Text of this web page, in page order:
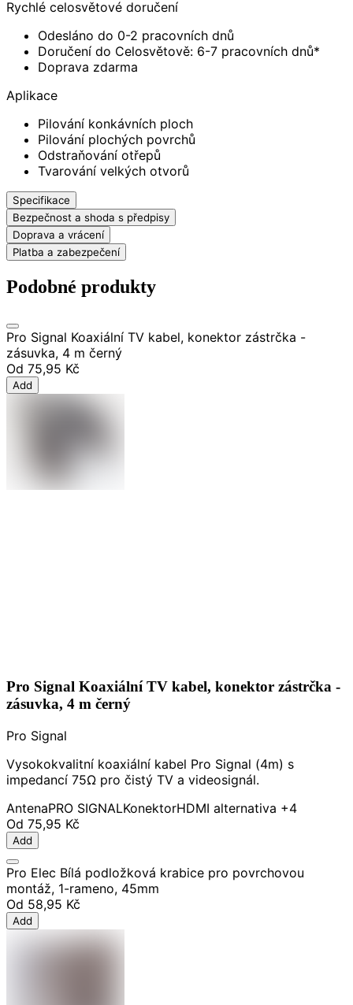
Rychlé celosvětové doručení
Odesláno do 0-2 pracovních dnů
Doručení do Celosvětově: 6-7 pracovních dnů*
Doprava zdarma
Aplikace
Pilování konkávních ploch
Pilování plochých povrchů
Odstraňování otřepů
Tvarování velkých otvorů
Specifikace
Bezpečnost a shoda s předpisy
Doprava a vrácení
Platba a zabezpečení
Podobné produkty
Pro Signal Koaxiální TV kabel, konektor zástrčka -
zásuvka, 4 m černý
Od 75,95 Kč
Add
Pro Signal Koaxiální TV kabel, konektor zástrčka -
zásuvka, 4 m černý
Pro Signal
Vysokokvalitní koaxiální kabel Pro Signal (4m) s
impedancí 75Ω pro čistý TV a videosignál.
AntenaPRO SIGNALKonektorHDMI alternativa +4
Od 75,95 Kč
Add
Pro Elec Bílá podložková krabice pro povrchovou
montáž, 1-rameno, 45mm
Od 58,95 Kč
Add